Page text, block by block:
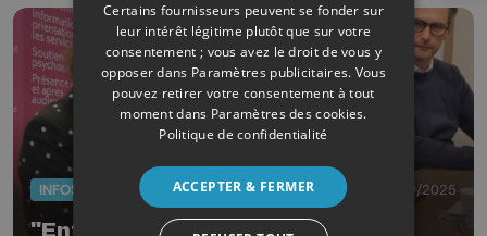
INFOS 10/09/2025
"Entre-Temps", un service d'aide
Certains fournisseurs peuvent se fonder sur
leur intérêt légitime plutôt que sur votre
consentement ; vous avez le droit de vous y
opposer dans Paramètres publicitaires. Vous
pouvez retirer votre consentement à tout
moment dans Paramètres des cookies.
Politique de confidentialité
ACCEPTER & FERMER